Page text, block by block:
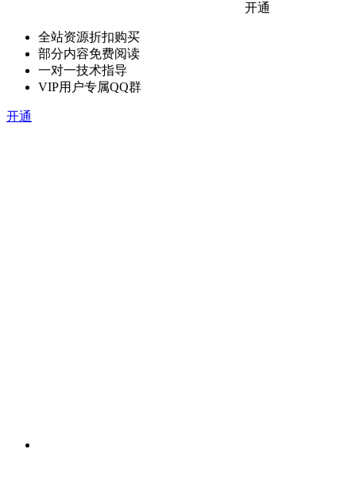
开通
全站资源折扣购买
部分内容免费阅读
一对一技术指导
VIP用户专属QQ群
开通